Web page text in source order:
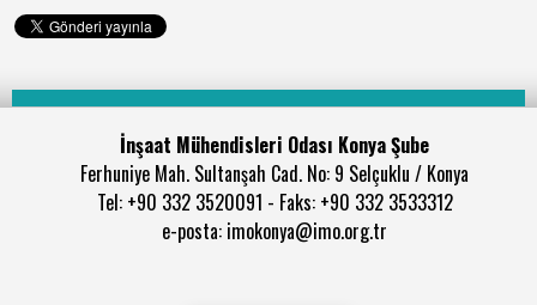
İnşaat Mühendisleri Odası Konya Şube
Ferhuniye Mah. Sultanşah Cad. No: 9 Selçuklu / Konya
Tel: +90 332 3520091 - Faks: +90 332 3533312
e-posta: imokonya@imo.org.tr